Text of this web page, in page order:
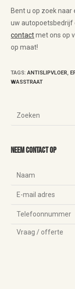
Bent u op zoek naar
uw autopoetsbedrijf
contactmet ons op
op maat!
TAGS:ANTISLIPVLOER
WASSTRAAT
Neem contact op